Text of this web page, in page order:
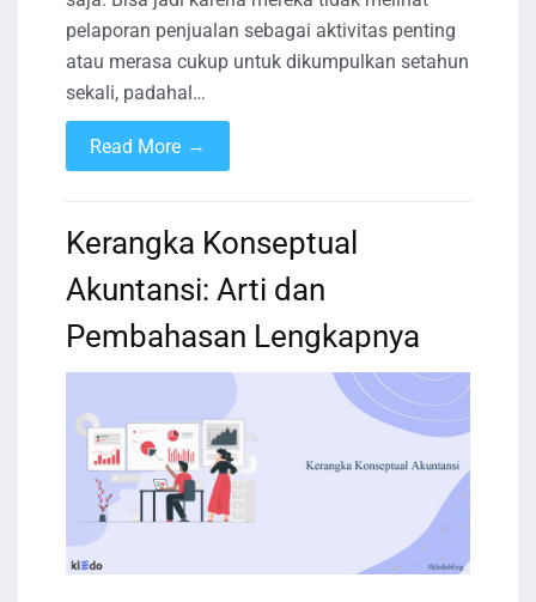
pelaporan penjualan sebagai aktivitas penting
atau merasa cukup untuk dikumpulkan setahun
sekali, padahal…
Read More →
Kerangka Konseptual
Akuntansi: Arti dan
Pembahasan Lengkapnya